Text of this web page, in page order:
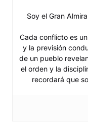
Soy el Gran
Cada conflicto es
y la previsión
de un pueblo
el orden y la
recordará que